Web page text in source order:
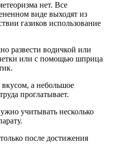
нет. Все
виде выходят из
газиков использование
развести водичкой или
или с помощью шприца
а небольшое
проглатывает.
учитывать несколько
после достижения